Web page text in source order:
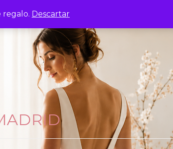
regalo. Descartar